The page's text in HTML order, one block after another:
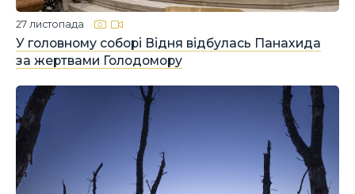
У головному соборі Відня відбулась Панахида
за жертвами Голодомору
27 листопада